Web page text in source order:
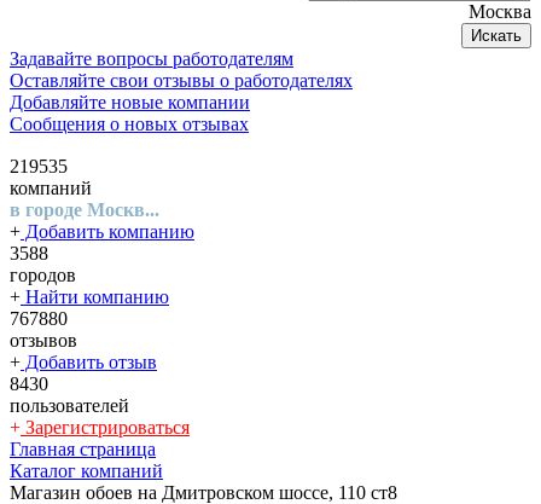
Москва
Искать
Задавайте вопросы работодателям
Оставляйте свои отзывы о работодателях
Добавляйте новые компании
Сообщения о новых отзывах
219535
компаний
в городе Москв...
+ Добавить компанию
3588
городов
+ Найти компанию
767880
отзывов
+ Добавить отзыв
8430
пользователей
+ Зарегистрироваться
Главная страница
Каталог компаний
Магазин обоев на Дмитровском шоссе, 110 ст8